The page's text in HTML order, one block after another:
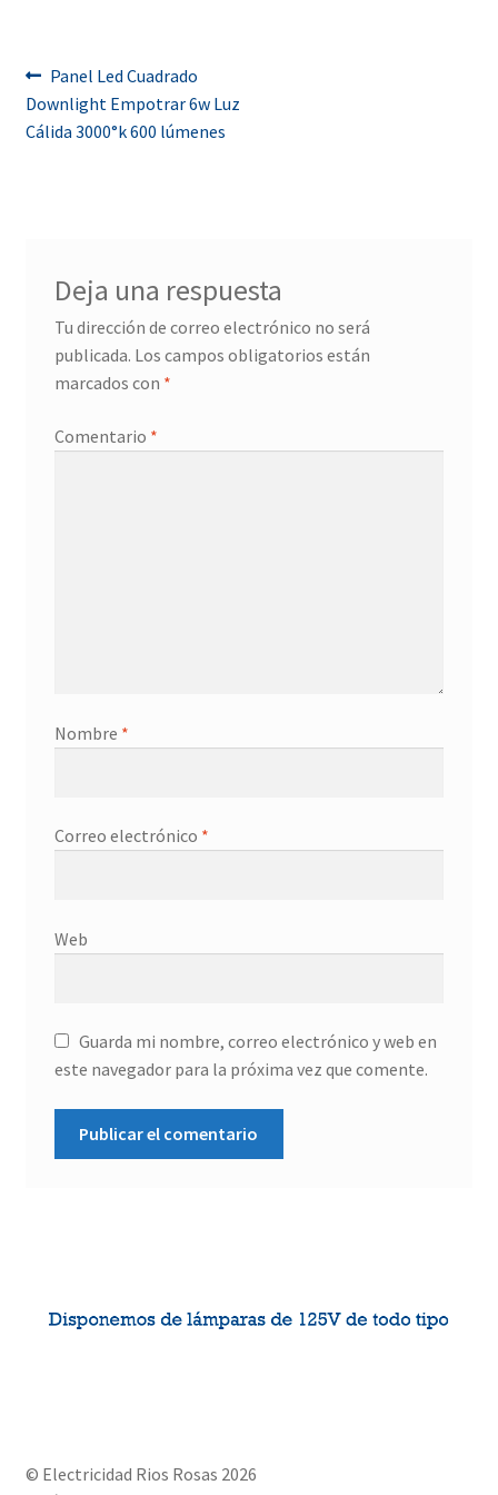
Navegación
de
Anterior:
Panel Led Cuadrado
Downlight Empotrar 6w Luz
Cálida 3000°k 600 lúmenes
Deja una respuesta
Tu dirección de correo electrónico no será
publicada. Los campos obligatorios están
marcados con *
Comentario *
Nombre *
Correo electrónico *
Web
Guarda mi nombre, correo electrónico y web en
este navegador para la próxima vez que comente.
© Electricidad Rios Rosas 2026